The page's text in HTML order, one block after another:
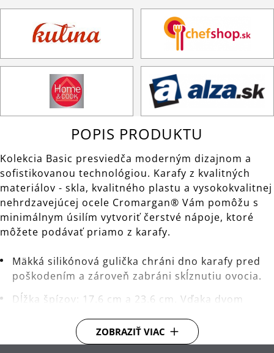
POPIS PRODUKTU
Kolekcia Basic presviedča moderným dizajnom a
sofistikovanou technológiou. Karafy z kvalitných
materiálov - skla, kvalitného plastu a vysokokvalitnej
nehrdzavejúcej ocele Cromargan® Vám pomôžu s
minimálnym úsilím vytvoriť čerstvé nápoje, ktoré
môžete podávať priamo z karafy.
Mäkká silikónová gulička chráni dno karafy pred
poškodením a zároveň zabráni skĺznutiu ovocia.
Dĺžka špízov: 17.6 cm a 23.6 cm. Vďaka dvom
ZOBRAZIŤ VIAC